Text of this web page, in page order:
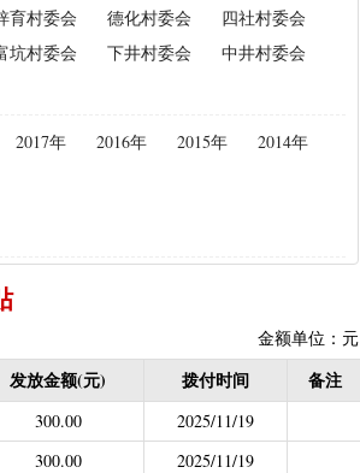
度公开）
职业学校学生免学费补助
持资金
已移至民政局）
补助
育村委会 德化村委会
四社村委会
坑村委会 下井村委会
中井村委会
2017年 2016年 2015年
2014年
金额单位：元
发放金额(元) 拨付时间 备注
300.00
2025/11/19
300.00
2025/11/19